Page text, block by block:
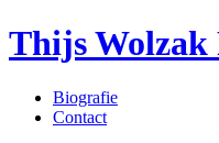
Thijs Wolzak
Biografie
Contact